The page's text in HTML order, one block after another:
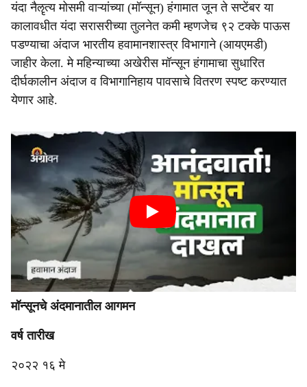
यंदा नैॡत्य मोसमी वाऱ्यांच्या (मॉन्सून) हंगामात जून ते सप्टेंबर या
कालावधीत यंदा सरासरीच्या तुलनेत कमी म्हणजेच ९२ टक्के पाऊस
पडण्याचा अंदाज भारतीय हवामानशास्त्र विभागाने (आयएमडी)
जाहीर केला. मे महिन्याच्या अखेरीस मॉन्सून हंगामाचा सुधारित
दीर्घकालीन अंदाज व विभागानिहाय पावसाचे वितरण स्पष्ट करण्यात
येणार आहे.
मॉन्सूनचे अंदमानातील आगमन
वर्ष तारीख
२०२२ १६ मे